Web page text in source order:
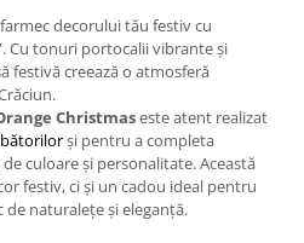
decorului tău festiv cu
Cu tonuri portocalii vibrante și
festivă creează o atmosferă
Christmaseste atent realizat
și pentru a completa
culoare și personalitate. Această
festiv, ci și un cadou ideal pentru
naturalețe și eleganță.